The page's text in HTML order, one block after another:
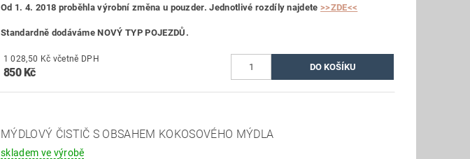
Od 1. 4. 2018 proběhla výrobní změna u pouzder. Jednotlivé rozdíly najdete>>ZDE<<
Standardně dodáváme NOVÝ TYP POJEZDŮ.
1 028,50 Kč včetně DPH
850 Kč
MÝDLOVÝ ČISTIČ S OBSAHEM KOKOSOVÉHO MÝDLA
skladem ve výrobě